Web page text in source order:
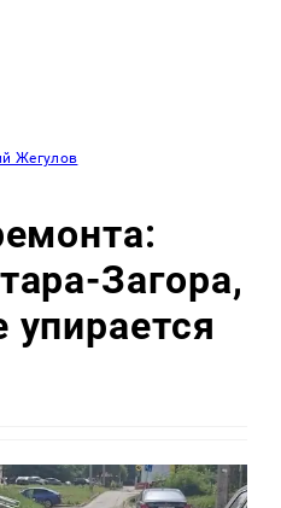
Жегулов
Загора,